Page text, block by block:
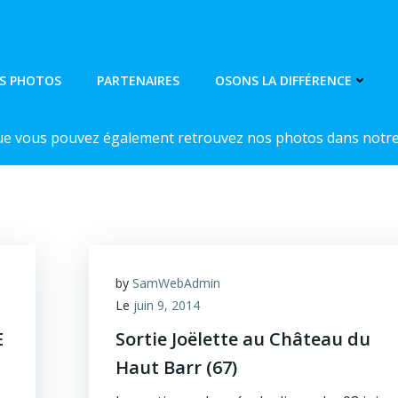
PHOTOS PARTENAIRES OSONS LA DIFFÉRENCE
vous pouvez également retrouvez nos photos dans
by SamWebAdmin
Le juin 9, 2014
Sortie Joëlette au Château du
Haut Barr (67)